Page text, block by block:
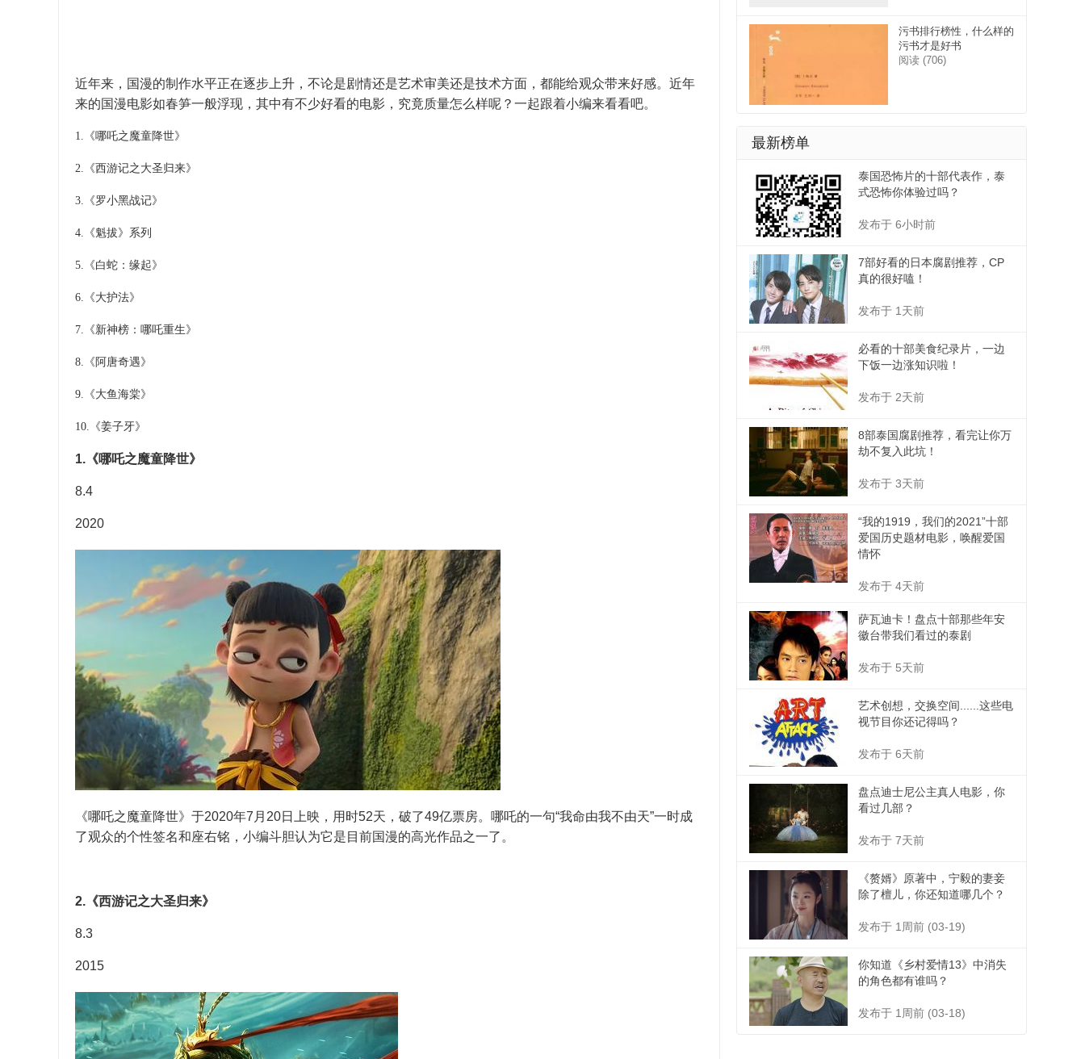
近年来，国漫的制作水平正在逐步上升，不论是剧情还是艺术审美还是技术方面，都能给观众带来好感。近年
来的国漫电影如春笋一般浮现，其中有不少好看的电影，究竟质量怎么样呢？一起跟着小编来看看吧。
1. 《哪吒之魔童降世》
2. 《西游记之大圣归来》
3. 《罗小黑战记》
4. 《魁拔》系列
5. 《白蛇：缘起》
6. 《大护法》
7. 《新神榜：哪吒重生》
8. 《阿唐奇遇》
9. 《大鱼海棠》
10. 《姜子牙》
1.《哪吒之魔童降世》
8.4
2020
《哪吒之魔童降世》于2020年7月20日上映，用时52天，破了49亿票房。哪吒的一句“我命由我不由天”一时成
了观众的个性签名和座右铭，小编斗胆认为它是目前国漫的高光作品之一了。
2.《西游记之大圣归来》
8.3
2015
污书排行榜性，什么样的
污书才是好书
阅读 (706)
最新榜单
泰国恐怖片的十部代表作，泰
式恐怖你体验过吗？
发布于 6小时前
7部好看的日本腐剧推荐，CP
真的很好嗑！
发布于 1天前
必看的十部美食纪录片，一边
下饭一边涨知识啦！
发布于 2天前
8部泰国腐剧推荐，看完让你万
劫不复入此坑！
发布于 3天前
“我的1919，我们的2021”十部
爱国历史题材电影，唤醒爱国
情怀
发布于 4天前
萨瓦迪卡！盘点十部那些年安
徽台带我们看过的泰剧
发布于 5天前
艺术创想，交换空间......这些电
视节目你还记得吗？
发布于 6天前
盘点迪士尼公主真人电影，你
看过几部？
发布于 7天前
《赘婿》原著中，宁毅的妻妾
除了檀儿，你还知道哪几个？
发布于 1周前 (03-19)
你知道《乡村爱情13》中消失
的角色都有谁吗？
发布于 1周前 (03-18)